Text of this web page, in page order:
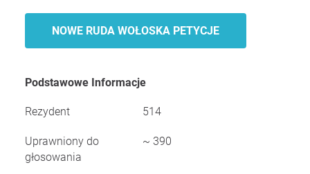
NOWE RUDA WOŁOSKA PETYCJE
Podstawowe Informacje
Rezydent 514
Uprawniony do
głosowania
~ 390